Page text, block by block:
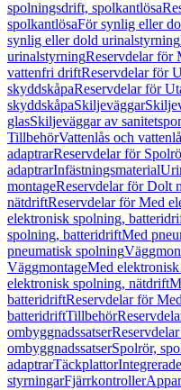
spolningsdrift, spolkantlösa
spolkantlösaFör synlig eller
synlig eller dold urinalstyrning
urinalstyrningReservdelar för
vattenfri driftReservdelar för
skyddskåpaReservdelar för
skyddskåpaSkiljeväggar
glasSkiljeväggar av
TillbehörVattenlås och
adaptrarReservdelar för
adaptrarInfästningsmaterial
montageReservdelar för Dolt
nätdriftReservdelar för Med
elektronisk spolning,
spolning, batteridriftMed
pneumatisk spolning
VäggmontageMed
elektronisk spolning, nätdrift
batteridriftReservdelar för
batteridriftTillbehör
ombyggnadssatser
ombyggnadssatserSpolrör,
adaptrarTäckplattorIntegrerade
styrningarFjärrkontroller